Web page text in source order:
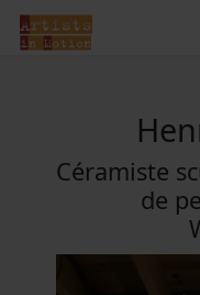
Céramiste
de